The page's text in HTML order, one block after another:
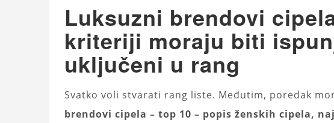
Luksuzni brendovi
kriteriji moraju biti
uključeni u rang
Svatko voli stvarati rang liste. Međutim, poredak
brendovi cipela – top 10 – popis ženskih cipela,